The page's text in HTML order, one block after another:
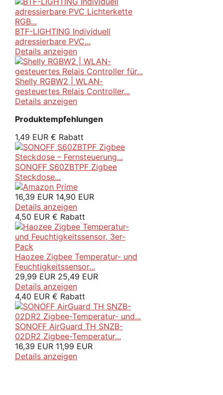
BTF-LIGHTING Individuell
adressierbare PVC...
Details anzeigen
Shelly RGBW2 | WLAN-
gesteuertes Relais Controller...
Details anzeigen
Produktempfehlungen
1,49 EUR € Rabatt
SONOFF S60ZBTPF Zigbee
Steckdose...
16,39 EUR 14,90 EUR
Details anzeigen
4,50 EUR € Rabatt
Haozee Zigbee Temperatur- und
Feuchtigkeitssensor...
29,99 EUR 25,49 EUR
Details anzeigen
4,40 EUR € Rabatt
SONOFF AirGuard TH SNZB-
02DR2 Zigbee-Temperatur...
16,39 EUR 11,99 EUR
Details anzeigen